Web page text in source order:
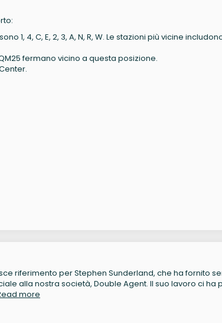
1, 4, C, E, 2, 3, A, N, R, W. Le stazioni più vicine
fermano vicino a questa posizione.
riferimento per Stephen Sunderland, che ha fornito
alla nostra società, Double Agent. Il suo lavoro ci ha
more